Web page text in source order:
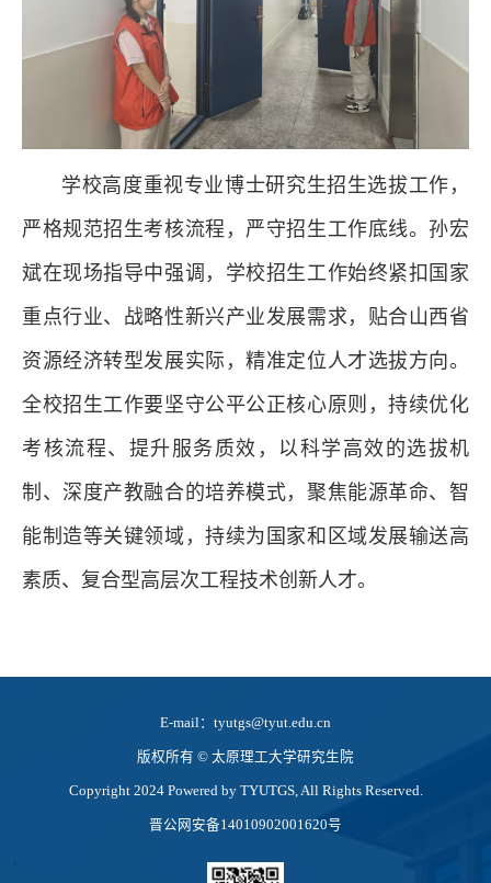
学校高度重视专业博士研究生招生选拔工作，
严格规范招生考核流程，严守招生工作底线。孙宏
斌在现场指导中强调，学校招生工作始终紧扣国家
重点行业、战略性新兴产业发展需求，贴合山西省
资源经济转型发展实际，精准定位人才选拔方向。
全校招生工作要坚守公平公正核心原则，持续优化
考核流程、提升服务质效，以科学高效的选拔机
制、深度产教融合的培养模式，聚焦能源革命、智
能制造等关键领域，持续为国家和区域发展输送高
素质、复合型高层次工程技术创新人才。
E-mail：tyutgs@tyut.edu.cn
版权所有 ©️ 太原理工大学研究生院
Copyright 2024 Powered by TYUTGS, All Rights Reserved.
晋公网安备14010902001620号